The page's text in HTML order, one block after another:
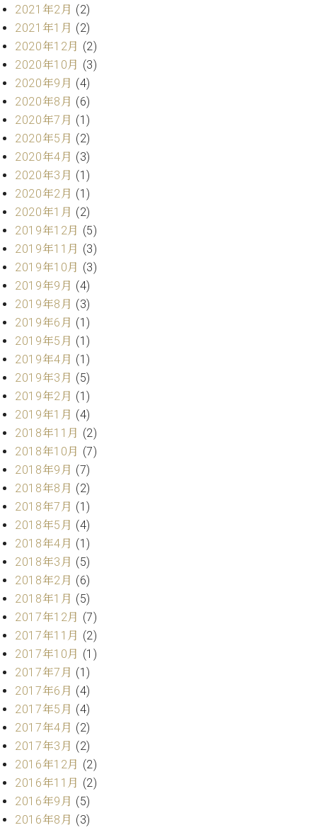
イ
ン
デ
ジ
タ
ル)
ト
情
報
八
王
子
房
ブ
ロ
グ
ア
セ
ス
お
問
い
合
せ
ア
ー
テ
ィ
ス
カ
ス
タ
マ
ー
サ
ー
ビ
ス
(
調
律
)
ア
フ
タ
ー
サ
ビ
ス
(調
律)
2021年2月 (2)
2021年1月 (2)
2020年12月 (2)
2020年10月 (3)
2020年9月 (4)
2020年8月 (6)
2020年7月 (1)
2020年5月 (2)
2020年4月 (3)
2020年3月 (1)
2020年2月 (1)
2020年1月 (2)
2019年12月 (5)
2019年11月 (3)
2019年10月 (3)
2019年9月 (4)
2019年8月 (3)
2019年6月 (1)
2019年5月 (1)
2019年4月 (1)
2019年3月 (5)
2019年2月 (1)
2019年1月 (4)
2018年11月 (2)
2018年10月 (7)
2018年9月 (7)
2018年8月 (2)
2018年7月 (1)
2018年5月 (4)
2018年4月 (1)
2018年3月 (5)
2018年2月 (6)
2018年1月 (5)
2017年12月 (7)
2017年11月 (2)
2017年10月 (1)
2017年7月 (1)
2017年6月 (4)
2017年5月 (4)
2017年4月 (2)
2017年3月 (2)
2016年12月 (2)
2016年11月 (2)
2016年9月 (5)
2016年8月 (3)